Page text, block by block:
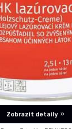
Zobrazit detaily